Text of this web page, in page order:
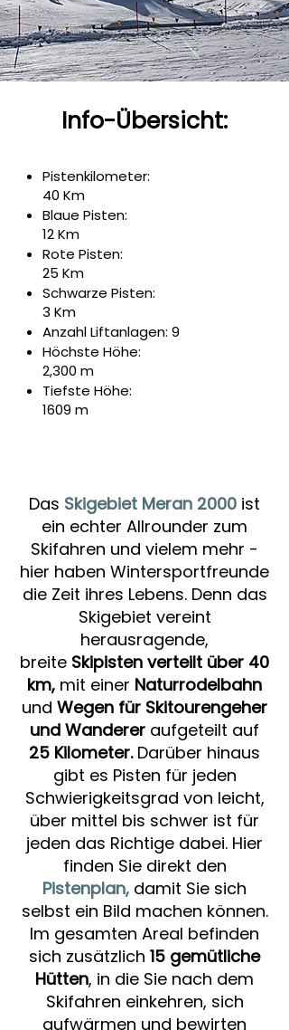
Info-Übersicht:
Pistenkilometer:
40 Km
Blaue Pisten:
12 Km
Rote Pisten:
25 Km
Schwarze Pisten:
3 Km
Anzahl Liftanlagen: 9
Höchste Höhe:
2,300 m
Tiefste Höhe:
1609 m
Das Skigebiet Meran 2000 ist
ein echter Allrounder zum
Skifahren und vielem mehr -
hier haben Wintersportfreunde
die Zeit ihres Lebens. Denn das
Skigebiet vereint
herausragende,
breite Skipisten verteilt über 40
km, mit einer Naturrodelbahn
und Wegen für Skitourengeher
und Wanderer aufgeteilt auf
25 Kilometer.Darüber hinaus
gibt es Pisten für jeden
Schwierigkeitsgrad von leicht,
über mittel bis schwer ist für
jeden das Richtige dabei. Hier
finden Sie direkt den
Pistenplan, damit Sie sich
selbst ein Bild machen können.
Im gesamten Areal befinden
sich zusätzlich 15 gemütliche
Hütten, in die Sie nach dem
Skifahren einkehren, sich
aufwärmen und bewirten